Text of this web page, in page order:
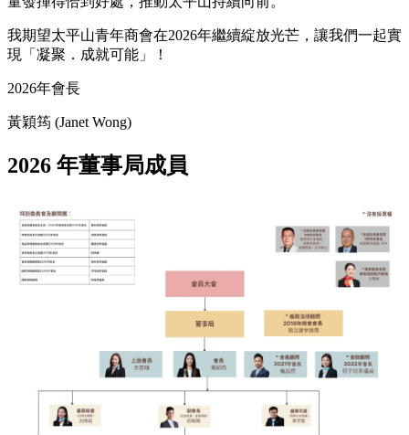
我期望太平山青年商會在2026年繼續綻放光芒，讓我們一起實
現「凝聚．成就可能」！
2026年會長
黃穎筠 (Janet Wong)
2026 年董事局成員